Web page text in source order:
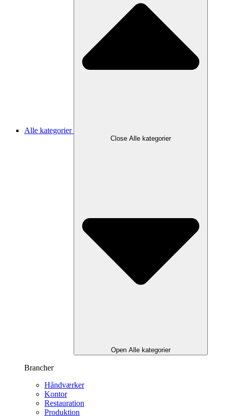
Alle kategorier
Close Alle kategorier
Open Alle kategorier
Brancher
Håndværker
Kontor
Restauration
Produktion